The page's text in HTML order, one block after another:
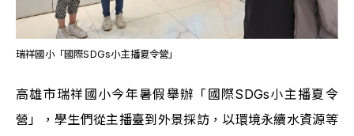
瑞祥國小「國際SDGs小主播夏令營」
高雄市瑞祥國小今年暑假舉辦「國際SDGs小主播夏令
營」，學生們從主播臺到外景採訪，以環境永續水資源等